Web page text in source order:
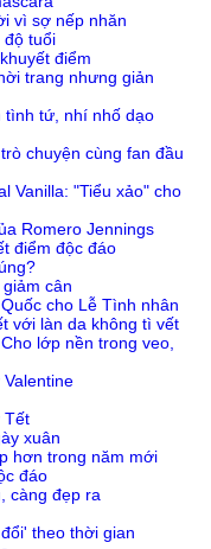
vì sợ nếp nhăn
độ tuổi
điểm
trang nhưng giản
tình tứ, nhí nhố dạo
chuyện cùng fan đầu
Vanilla: "Tiểu xảo" cho
Romero Jennings
điểm độc đáo
cân
cho Lễ Tình nhân
với làn da không tì vết
lớp nền trong veo,
Tết
xuân
hơn trong năm mới
đáo
càng đẹp ra
theo thời gian